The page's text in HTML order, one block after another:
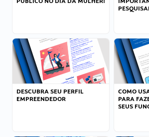
DESCUBRA SEU PERFIL
EMPREENDEDOR
COMO
PARA
SEUS